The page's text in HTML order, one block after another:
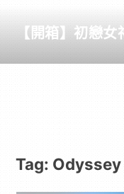
遊
戲
漫
【開箱】初戀
Tag: Odyssey